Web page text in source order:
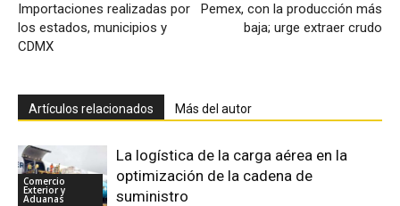
Importaciones realizadas por
los estados, municipios y
CDMX
Pemex, con la producción más
baja; urge extraer crudo
Artículos relacionados Más del autor
Comercio
Exterior y
Aduanas
La logística de la carga aérea en la
optimización de la cadena de
suministro